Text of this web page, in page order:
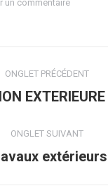
un commentaire
ONGLET PRÉCÉDENT
Onglet
ONGLET SUIVANT
Projets
extérieurs